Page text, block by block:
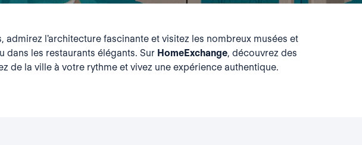
l'architecture fascinante et visitez les nombreux musées et
dans les restaurants élégants. Sur HomeExchange, découvrez des
de la ville à votre rythme et vivez une expérience authentique.